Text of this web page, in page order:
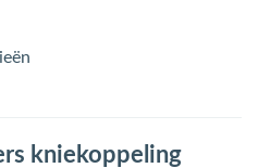
kniekoppeling